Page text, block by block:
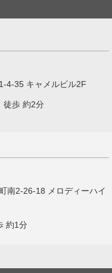
4-35 キャメルビル2F
徒歩 約2分
南2-26-18 メロディーハイ
約1分